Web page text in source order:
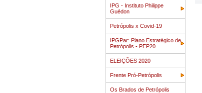
IPG - Instituto Philippe
Guédon
Petrópolis x Covid-19
IPGPar: Plano Estratégico de
Petrópolis - PEP20
ELEIÇÕES 2020
Frente Pró-Petrópolis
Os Brados de Petrópolis